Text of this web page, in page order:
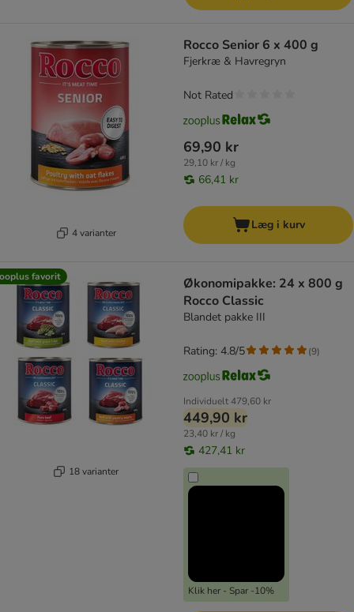
4 varianter
Rocco Senior 6 x 400 g
Fjerkræ & Havregryn
69,90 kr
29,10 kr / kg
66,41 kr
Not Rated
Læg i kurv
favorit
18 varianter
Økonomipakke: 24 x 800 g
Rocco Classic
Blandet pakke III
Individuelt479,60 kr
449,90 kr
23,40 kr / kg
427,41 kr
Klik her - Spar -10%
Rating: 4.8/5 (9)